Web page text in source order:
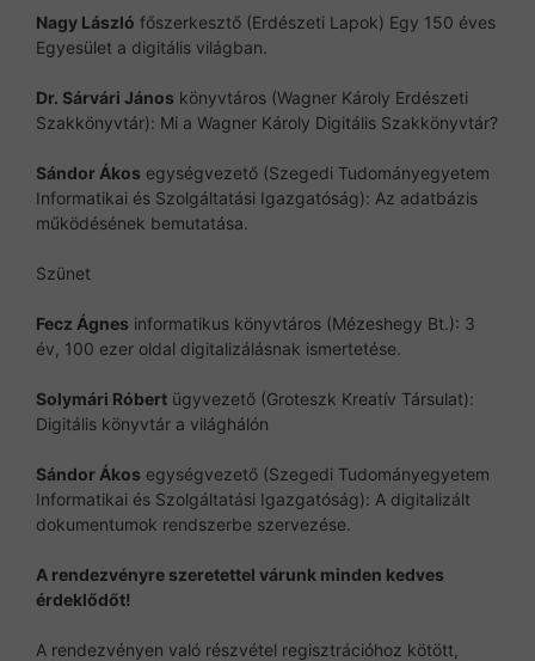
Nagy László főszerkesztő (Erdészeti Lapok) Egy 150 éves
Egyesület a digitális világban.
Dr. Sárvári János könyvtáros (Wagner Károly Erdészeti
Szakkönyvtár): Mi a Wagner Károly Digitális Szakkönyvtár?
Sándor Ákos egységvezető (Szegedi Tudományegyetem
Informatikai és Szolgáltatási Igazgatóság): Az adatbázis
működésének bemutatása.
Szünet
Fecz Ágnes informatikus könyvtáros (Mézeshegy Bt.): 3
év, 100 ezer oldal digitalizálásnak ismertetése.
Solymári Róbert ügyvezető (Groteszk Kreatív Társulat):
Digitális könyvtár a világhálón
Sándor Ákos egységvezető (Szegedi Tudományegyetem
Informatikai és Szolgáltatási Igazgatóság): A digitalizált
dokumentumok rendszerbe szervezése.
A rendezvényre szeretettel várunk minden kedves
érdeklődőt!
A rendezvényen való részvétel regisztrációhoz kötött,